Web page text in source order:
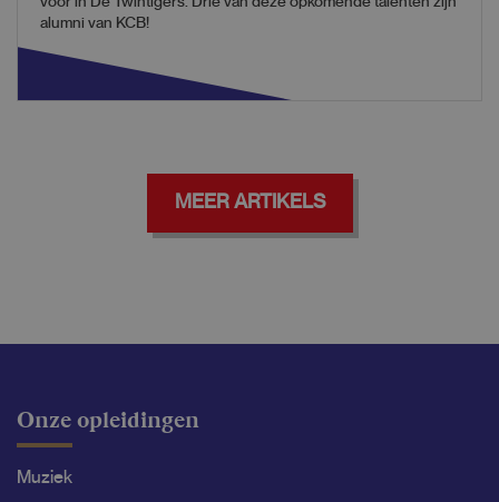
alumni van KCB!
MEER ARTIKELS
Onze opleidingen
Muziek